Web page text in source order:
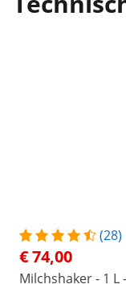
(28)
€ 74,00
Milchshaker - 1 L